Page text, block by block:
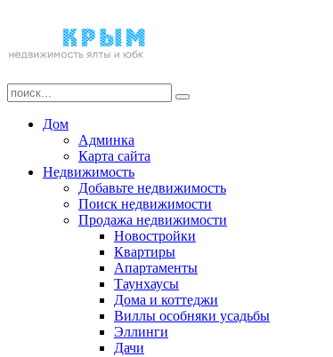
Дом
Админка
Карта сайта
Недвижимость
Добавьте недвижимость
Поиск недвижимости
Продажа недвижимости
Новостройки
Квартиры
Апартаменты
Таунхаусы
Дома и коттеджи
Виллы особняки усадьбы
Эллинги
Дачи